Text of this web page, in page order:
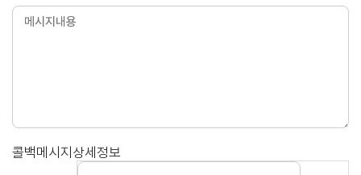
콜백메시지상세정보